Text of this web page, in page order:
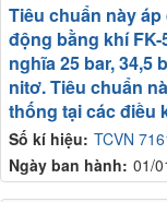
Số kí hiệu: TCVN
Ngày ban hành: 01/
Tiêu chuẩn này
động bằng khí FK-
nghĩa 25 bar, 34,5
nitơ. Tiêu chuẩn
thống tại các điều